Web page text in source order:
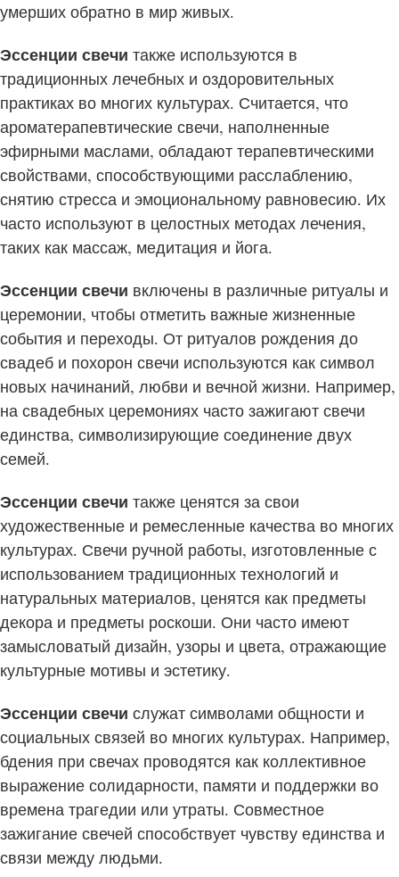
умерших обратно в мир живых.
Эссенции свечи также используются в
традиционных лечебных и оздоровительных
практиках во многих культурах. Считается, что
ароматерапевтические свечи, наполненные
эфирными маслами, обладают терапевтическими
свойствами, способствующими расслаблению,
снятию стресса и эмоциональному равновесию. Их
часто используют в целостных методах лечения,
таких как массаж, медитация и йога.
Эссенции свечи включены в различные ритуалы и
церемонии, чтобы отметить важные жизненные
события и переходы. От ритуалов рождения до
свадеб и похорон свечи используются как символ
новых начинаний, любви и вечной жизни. Например,
на свадебных церемониях часто зажигают свечи
единства, символизирующие соединение двух
семей.
Эссенции свечи также ценятся за свои
художественные и ремесленные качества во многих
культурах. Свечи ручной работы, изготовленные с
использованием традиционных технологий и
натуральных материалов, ценятся как предметы
декора и предметы роскоши. Они часто имеют
замысловатый дизайн, узоры и цвета, отражающие
культурные мотивы и эстетику.
Эссенции свечи служат символами общности и
социальных связей во многих культурах. Например,
бдения при свечах проводятся как коллективное
выражение солидарности, памяти и поддержки во
времена трагедии или утраты. Совместное
зажигание свечей способствует чувству единства и
связи между людьми.